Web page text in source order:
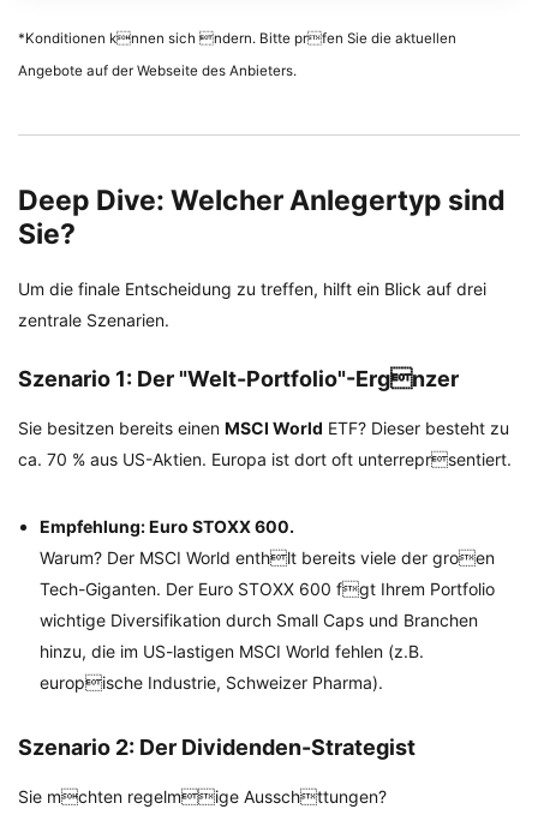
*Konditionen knnen sich ndern. Bitte prfen Sie die aktuellen
Angebote auf der Webseite des Anbieters.
Deep Dive: Welcher Anlegertyp sind
Sie?
Um die finale Entscheidung zu treffen, hilft ein Blick auf drei
zentrale Szenarien.
Szenario 1: Der "Welt-Portfolio"-Ergnzer
Sie besitzen bereits einen MSCI World ETF? Dieser besteht zu
ca. 70 % aus US-Aktien. Europa ist dort oft unterreprsentiert.
Empfehlung: Euro STOXX 600.
Warum? Der MSCI World enthlt bereits viele der groen
Tech-Giganten. Der Euro STOXX 600 fgt Ihrem Portfolio
wichtige Diversifikation durch Small Caps und Branchen
hinzu, die im US-lastigen MSCI World fehlen (z.B.
europische Industrie, Schweizer Pharma).
Szenario 2: Der Dividenden-Strategist
Sie mchten regelmige Ausschttungen?